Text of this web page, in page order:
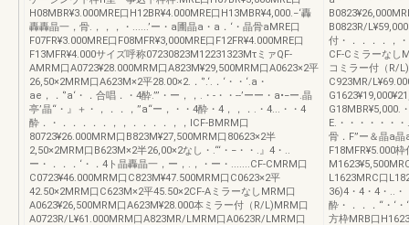
H08MBR¥3.000MRE口H12BR¥4.000MRE口H13MBR¥4,000.−‘轟
轟轟晶一，骨.，，，・......’ー・a圃晶a・a．‘・晶骨aMRE口
F07FR¥3.000MRE口F08MFR¥3,000MRE口F12FR¥4.000MRE口
F13MFR¥4.000サイズ呼称07230823M12231323MτミァQF-
AMRM口A0723¥28.000MRM口A823M¥29,500MRM口A0623×2平
26,50×2MRM口A623M×2平28.00×2.．‘’.‘.．‘・・‘.a・
ae，．‘’a‘・．合唱．・4酔.”’・ー，，.・-・・--’ーー・a•−ー.晶
亭’晶“・』＋・，．．，”a“ー，・・4酔・4，，．.・4...・・4
酔．・．．．．．，，．．．．，，ICF-BMRM口
80723¥26.000MRM口B823M¥27,500MRM口80623×2半
2,50×2MRM口B623M×2半26,00×2なし・.“‘・−・・.』4・..
ー・．．．‘・．4ト晶轟晶一，ー，.，・ー・.......CF-CMRM口
C0723¥46.000MRM口C823M¥47.500MRM口C0623×2平
42.50×2MRM口C623M×2平45.50×2CF-AミラーなしMRM口
A0623¥26,500MRM口A623M¥28.000本ミラー付（R/L)MRM口
A0723R/L¥61.000MRM口A823MR/LMRM口A0623R/LMRM口
B0823R/
付・．．．．，
CF-Cミラーなし
コミラー付（R/
C923MR/
G18MBR¥5,000.
E.・・・・・・
骨．F”ー＆晶a晶
F18MFR¥5.000
L1623MRC口
36)4・4・4・..・
酔・．．．“・‘
方枠MRB口